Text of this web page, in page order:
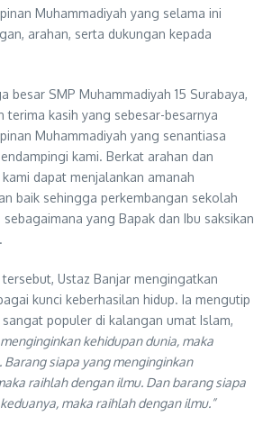
Muhammadiyah yang selama ini
arahan, serta dukungan kepada
besar SMP Muhammadiyah 15 Surabaya,
terima kasih yang sebesar-besarnya
Muhammadiyah yang senantiasa
kami. Berkat arahan dan
dapat menjalankan amanah
baik sehingga perkembangan sekolah
yang Bapak dan Ibu saksikan
Ustaz Banjar mengingatkan
kunci keberhasilan hidup. Ia mengutip
populer di kalangan umat Islam,
kehidupan dunia, maka
siapa yang menginginkan
raihlah dengan ilmu. Dan barang siapa
maka raihlah dengan ilmu.”